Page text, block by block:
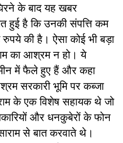
के बाद यह खबर
हुई है कि उनकी संपत्ति कम
की है। ऐसा कोई भी बड़ा
का आश्रम न हो। ये
में फैले हुए हैं और कहा
सरकारी भूमि पर कब्जा
के एक विशेष सहायक थे जो
और धनकुबेरों के फोन
से बात करवाते थे।